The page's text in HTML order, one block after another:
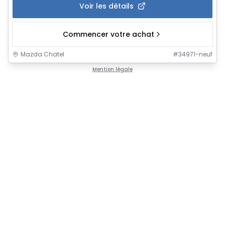
Voir les détails
Commencer votre achat
Mazda Chatel #34971-neuf
Mention légale